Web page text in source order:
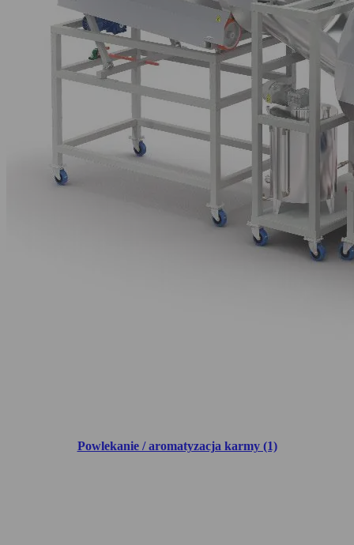
Powlekanie / aromatyzacja karmy (1)